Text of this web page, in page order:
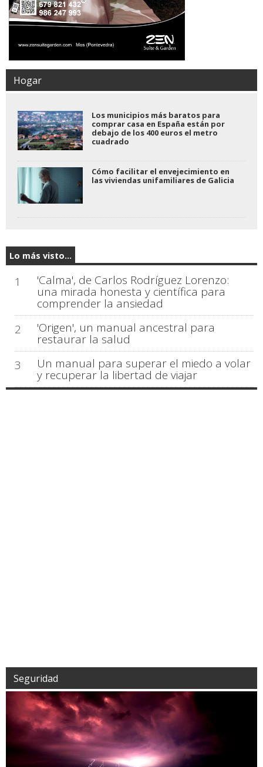
Hogar
Los municipios más baratos para
comprar casa en España están por
debajo de los 400 euros el metro
cuadrado
Cómo facilitar el envejecimiento en
las viviendas unifamiliares de Galicia
Lo más visto...
1 'Calma', de Carlos Rodríguez Lorenzo:
una mirada honesta y científica para
comprender la ansiedad
2
'Origen', un manual ancestral para
restaurar la salud
3
Un manual para superar el miedo a volar
y recuperar la libertad de viajar
Seguridad